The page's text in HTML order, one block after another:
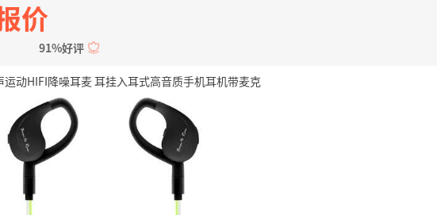
价
91%好评
动HIFI降噪耳麦 耳挂入耳式高音质手机耳机带麦克